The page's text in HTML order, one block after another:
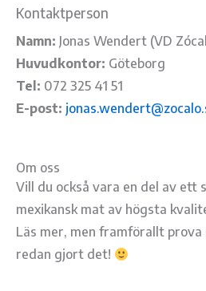
Kontaktperson
Namn: Jonas Wendert (VD
Huvudkontor: Göteborg
Tel: 072 325 41 51
E-post:
Om oss
Vill du också vara en del av ett
mexikansk mat av högsta
Läs mer, men framförallt prova
redan gjort det!